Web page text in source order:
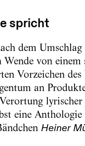
spricht
dem
Wende von
Vorzeichen
an
eine
Heiner